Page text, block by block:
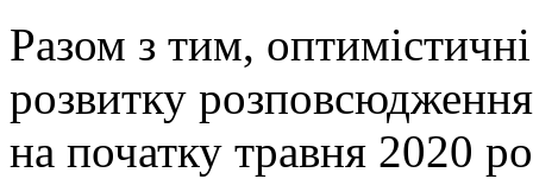
Разом з тим,
розвитку розповсюдження
на початку травня 2020